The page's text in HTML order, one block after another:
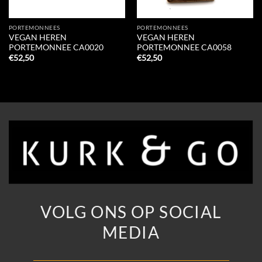
PORTEMONNEES
VEGAN HEREN
PORTEMONNEE CA0020
€52,50
PORTEMONNEES
VEGAN HEREN
PORTEMONNEE CA0058
€52,50
VOLG ONS OP SOCIAL
MEDIA